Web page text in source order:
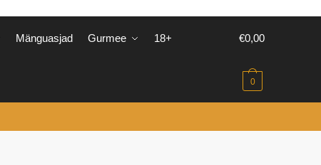
Mänguasjad Gurmee 18+ €0,00
0